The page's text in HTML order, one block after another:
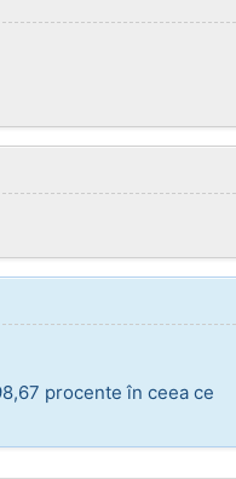
procente în ceea ce